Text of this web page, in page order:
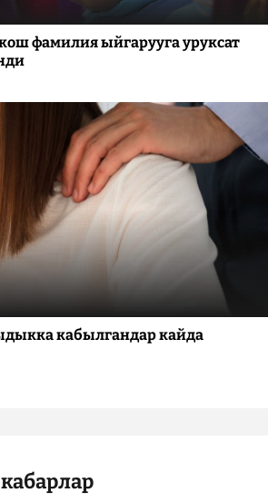
фамилия ыйгарууга уруксат
кабылгандар кайда